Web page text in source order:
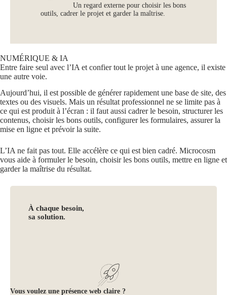
Un regard externe pour choisir les bons
outils, cadrer le projet et garder la maîtrise.
NUMÉRIQUE & IA
Entre faire seul avec l’IA et confier tout le projet à une agence, il existe
une autre voie.
Aujourd’hui, il est possible de générer rapidement une base de site, des
textes ou des visuels. Mais un résultat professionnel ne se limite pas à
ce qui est produit à l’écran : il faut aussi cadrer le besoin, structurer les
contenus, choisir les bons outils, configurer les formulaires, assurer la
mise en ligne et prévoir la suite.
L’IA ne fait pas tout. Elle accélère ce qui est bien cadré. Microcosm
vous aide à formuler le besoin, choisir les bons outils, mettre en ligne et
garder la maîtrise du résultat.
À chaque besoin,
sa solution.
Vous voulez une présence web claire ?